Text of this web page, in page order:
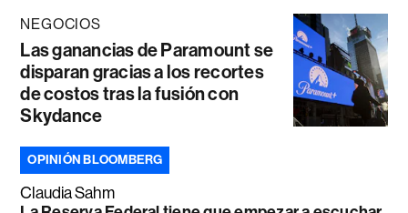
NEGOCIOS
Las ganancias de Paramount se
disparan gracias a los recortes
de costos tras la fusión con
Skydance
OPINIÓN BLOOMBERG
Claudia Sahm